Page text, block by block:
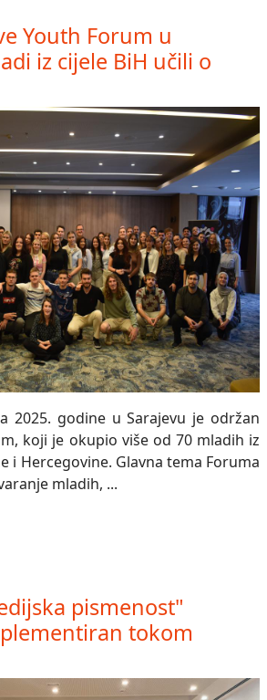
Youth Forum u
iz cijele BiH učili o
2025. godine u Sarajevu je održan
koji je okupio više od 70 mladih iz
i Hercegovine. Glavna tema Foruma
mladih, ...
pismenost"
tokom